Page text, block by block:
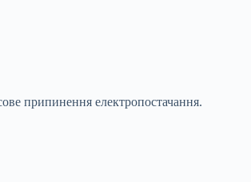
припинення електропостачання.